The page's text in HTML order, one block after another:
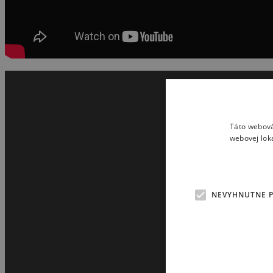
Táto
webovej
NEVYHNUTNE